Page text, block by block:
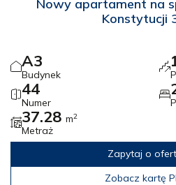
Nowy apartament na
Konstytucji
Budynek
A3
Numer
44
Metraż
37.28 m2
Zapytaj o
Zobacz kartę